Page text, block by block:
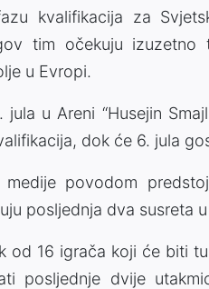
kvalifikacija za
tim očekuju izuzetno
u Evropi.
jula u Areni “Husejin
dok će 6. jula
povodom
posljednja dva susreta
od 16 igrača koji će biti
posljednje dvije